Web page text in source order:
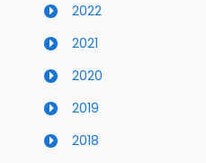
2022
2021
2020
2019
2018